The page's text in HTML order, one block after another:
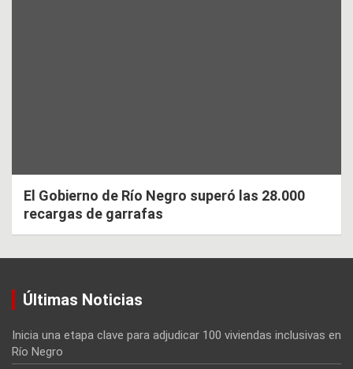
El Gobierno de Río Negro superó las 28.000
recargas de garrafas
Últimas Noticias
Inicia una etapa clave para adjudicar 100 viviendas inclusivas en
Río Negro